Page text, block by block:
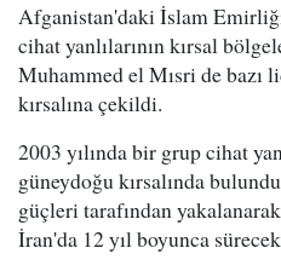
Afganistan'daki İslam
cihat yanlılarının kırsal
Muhammed el Mısri de
kırsalına çekildi.
2003 yılında bir grup cihat
güneydoğu kırsalında
güçleri tarafından
İran'da 12 yıl boyunca